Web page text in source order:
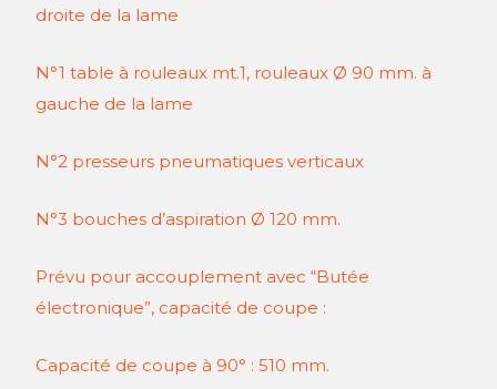
droite de la lame
N°1 table à rouleaux mt.1, rouleaux Ø 90 mm. à
gauche de la lame
N°2 presseurs pneumatiques verticaux
N°3 bouches d’aspiration Ø 120 mm.
Prévu pour accouplement avec “Butée
électronique”, capacité de coupe :
Capacité de coupe à 90° : 510 mm.